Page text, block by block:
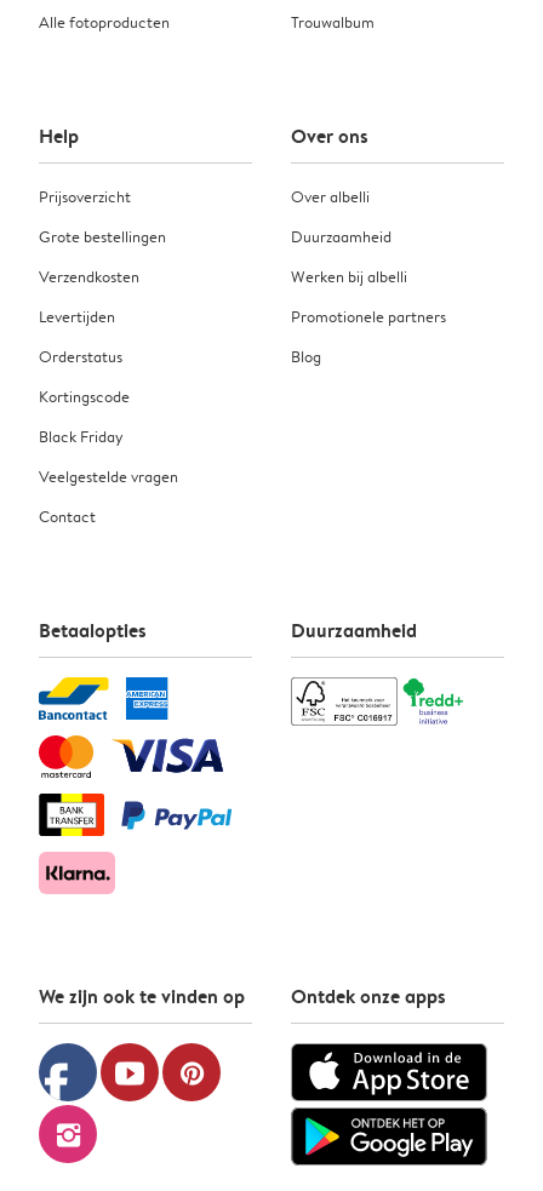
Alle fotoproducten
Trouwalbum
Help
Prijsoverzicht
Grote bestellingen
Verzendkosten
Levertijden
Orderstatus
Kortingscode
Black Friday
Veelgestelde vragen
Contact
Over ons
Over albelli
Duurzaamheid
Werken bij albelli
Promotionele partners
Blog
Betaalopties Duurzaamheid
We zijn ook te vinden op
facebook youtube pinterest
instagram
Ontdek onze apps